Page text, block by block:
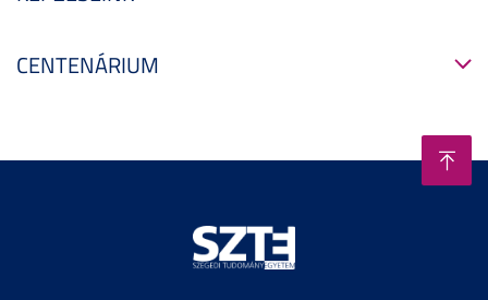
CENTENÁRIUM